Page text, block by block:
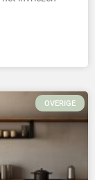
OVERIGE